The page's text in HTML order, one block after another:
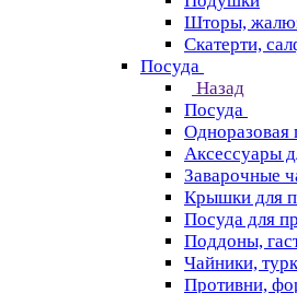
Шторы,
Скатерти,
Посуда
Назад
Посуда
Одноразовая
Аксессуары
Заварочные
Крышки для
Посуда для
Поддоны,
Чайники,
Противни,